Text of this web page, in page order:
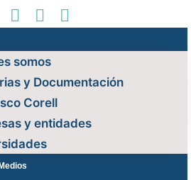
somos
y Documentación
Corell
y entidades